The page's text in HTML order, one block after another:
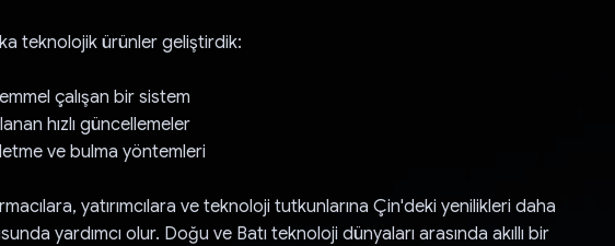
teknolojik ürünler geliştirdik:
çalışan bir sistem
hızlı güncellemeler
ve bulma yöntemleri
yatırımcılara ve teknoloji tutkunlarına Çin'deki yenilikleri daha
yardımcı olur. Doğu ve Batı teknoloji dünyaları arasında akıllı bir